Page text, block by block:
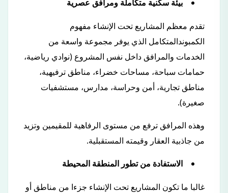
بيئة سكنية متكاملة ومرافق عصرية
تقدم معظم المشاريع تحت الإنشاء مفهوم
الكمبوندالمتكامل الذي يوفر مجموعة واسعة من
الخدمات والمرافق داخل نفس المشروع (نوادي رياضية،
حمامات سباحة، مساحات خضراء، مناطق ترفيهية،
مناطق تجارية، أمن وحراسة، مدارس، مستشفيات
صغيرة).
وهذه المرافق ترفع من مستوى الرفاهية للمقيمين وتزيد
من جاذبية العقار وقيمته المستقبلية.
الاستفادة من تطور المنطقة المحيطة
غالبا ما تكون المشاريع تحت الإنشاء جزءا من مناطق أو